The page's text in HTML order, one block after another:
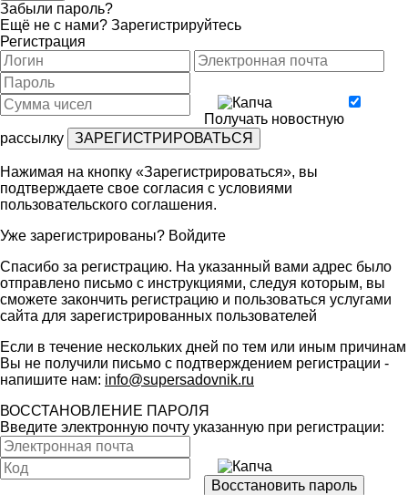
Забыли пароль?
Ещё не с нами? Зарегистрируйтесь
Регистрация
Получать новостную
рассылку
Нажимая на кнопку «Зарегистрироваться», вы
подтверждаете свое согласия с условиями
пользовательского соглашения.
Уже зарегистрированы? Войдите
Спасибо за регистрацию. На указанный вами адрес было
отправлено письмо с инструкциями, следуя которым, вы
сможете закончить регистрацию и пользоваться услугами
сайта для зарегистрированных пользователей
Если в течение нескольких дней по тем или иным причинам
Вы не получили письмо с подтверждением регистрации -
напишите нам: info@supersadovnik.ru
ВОССТАНОВЛЕНИЕ ПАРОЛЯ
Введите электронную почту указанную при регистрации: